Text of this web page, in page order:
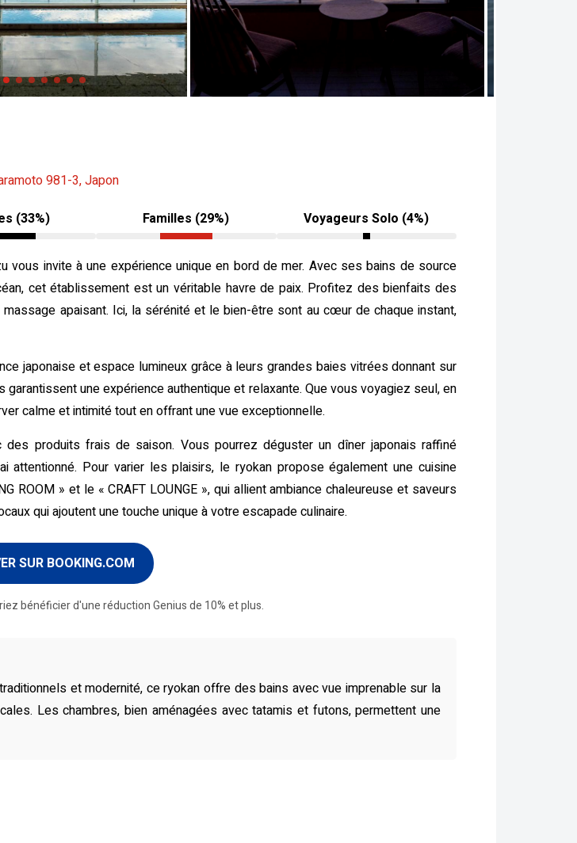
981-3, Japon
(33%) Familles (29%) Voyageurs Solo (4%)
vous invite à une expérience unique en bord de mer. Avec ses bains de source
cet établissement est un véritable havre de paix. Profitez des bienfaits des
apaisant. Ici, la sérénité et le bien-être sont au cœur de chaque instant,
japonaise et espace lumineux grâce à leurs grandes baies vitrées donnant sur
une expérience authentique et relaxante. Que vous voyagiez seul, en
calme et intimité tout en offrant une vue exceptionnelle.
produits frais de saison. Vous pourrez déguster un dîner japonais raffiné
Pour varier les plaisirs, le ryokan propose également une cuisine
» et le « CRAFT LOUNGE », qui allient ambiance chaleureuse et saveurs
qui ajoutent une touche unique à votre escapade culinaire.
SUR BOOKING.COM
bénéficier d'une réduction Genius de 10% et plus.
et modernité, ce ryokan offre des bains avec vue imprenable sur la
Les chambres, bien aménagées avec tatamis et futons, permettent une